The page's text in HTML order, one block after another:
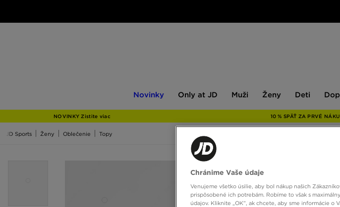
Novinky
JD
Only at JD Muži Ženy Deti
NOVINKY Zistite viac 10 % SPÄŤ ZA PRVÉ
JD Sports Ženy Oblečenie Topy
Chránime Vaše údaje
Venujeme všetko úsilie, aby bol nákup našich
prispôsobené ich potrebám. Robíme to však s
údajov. Kliknite „OK”, ak chcete, aby sme informácie o